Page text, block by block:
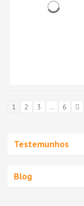
1 2 3 ... 6
Testemunhos
Blog